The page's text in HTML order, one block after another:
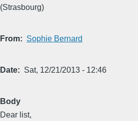
(Strasbourg)
From Sophie Bernard
Date Sat, 12/21/2013 - 12:46
Body
Dear list,